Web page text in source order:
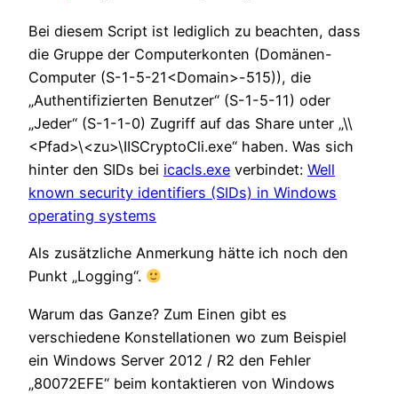
Bei diesem Script ist lediglich zu beachten, dass
die Gruppe der Computerkonten (Domänen-
Computer (S-1-5-21<Domain>-515)), die
„Authentifizierten Benutzer“ (S-1-5-11) oder
„Jeder“ (S-1-1-0) Zugriff auf das Share unter „\\
<Pfad>\<zu>\IISCryptoCli.exe“ haben. Was sich
hinter den SIDs bei icacls.exe verbindet: Well
known security identifiers (SIDs) in Windows
operating systems
Als zusätzliche Anmerkung hätte ich noch den
Punkt „Logging“.
Warum das Ganze? Zum Einen gibt es
verschiedene Konstellationen wo zum Beispiel
ein Windows Server 2012 / R2 den Fehler
„80072EFE“ beim kontaktieren von Windows